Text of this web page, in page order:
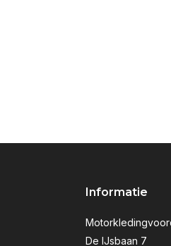
Informatie
De IJsbaan 7